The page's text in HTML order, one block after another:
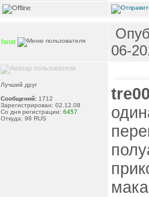
fanat
06-
Лучший друг
Сообщений: 1712
Зарегистрирован: 02.12.08
Со дня регистрации: 6457
Откуда: 98 RUS